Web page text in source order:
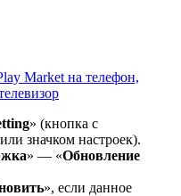
Market на телефон,
» (кнопка с
значком настроек).
» — «Обновление
», если данное